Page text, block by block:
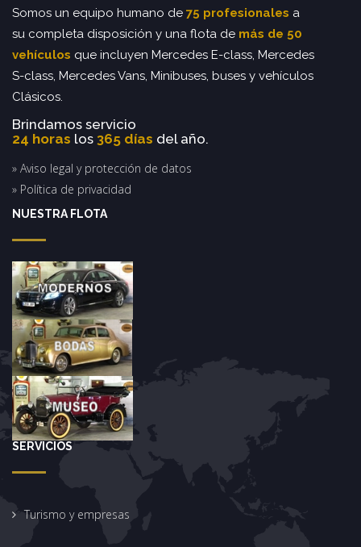
Somos un equipo humano de 75 profesionales a
su completa disposición y una flota de más de 50
vehículos que incluyen Mercedes E-class, Mercedes
S-class, Mercedes Vans, Minibuses, buses y vehículos
Clásicos.
Brindamos servicio
24 horas los 365 días del año.
» Aviso legal y protección de datos
» Política de privacidad
NUESTRA FLOTA
SERVICIOS
Turismo y empresas